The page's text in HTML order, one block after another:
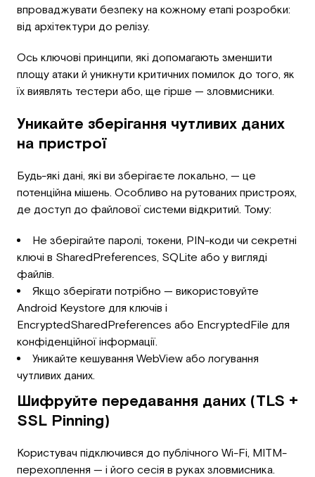
впроваджувати безпеку на кожному етапі розробки:
від архітектури до релізу.
Ось ключові принципи, які допомагають зменшити
площу атаки й уникнути критичних помилок до того, як
їх виявлять тестери або, ще гірше — зловмисники.
Уникайте зберігання чутливих даних
на пристрої
Будь-які дані, які ви зберігаєте локально, — це
потенційна мішень. Особливо на рутованих пристроях,
де доступ до файлової системи відкритий. Тому:
Не зберігайте паролі, токени, PIN-коди чи секретні
ключі в SharedPreferences, SQLite або у вигляді
файлів.
Якщо зберігати потрібно — використовуйте
Android Keystore для ключів і
EncryptedSharedPreferences або EncryptedFile для
конфіденційної інформації.
Уникайте кешування WebView або логування
чутливих даних.
Шифруйте передавання даних (TLS +
SSL Pinning)
Користувач підключився до публічного Wi-Fi, MITM-
перехоплення — і його сесія в руках зловмисника.